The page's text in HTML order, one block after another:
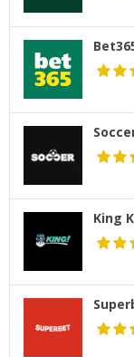
King